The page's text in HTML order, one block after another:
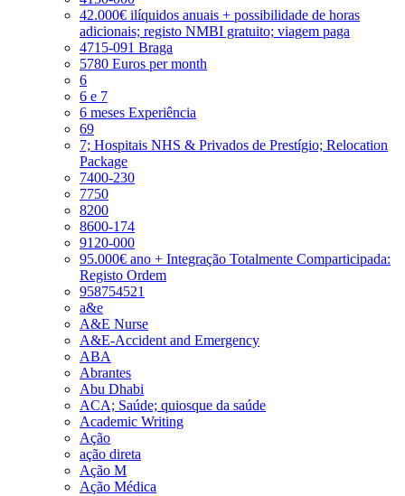
42.000€ ilíquidos anuais + possibilidade de horas
adicionais; registo NMBI gratuito; viagem paga
4715-091 Braga
5780 Euros per month
6
6 e 7
6 meses Experiência
69
7; Hospitais NHS & Privados de Prestígio; Relocation
Package
7400-230
7750
8200
8600-174
9120-000
95.000€ ano + Integração Totalmente Comparticipada:
Registo Ordem
958754521
a&e
A&E Nurse
A&E-Accident and Emergency
ABA
Abrantes
Abu Dhabi
ACA; Saúde; quiosque da saúde
Academic Writing
Ação
ação direta
Ação M
Ação Médica